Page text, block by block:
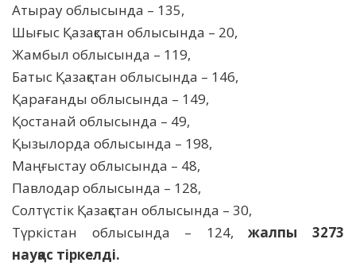
Атырау облысында – 135,
Шығыс Қазақстан облысында – 20,
Жамбыл облысында – 119,
Батыс Қазақстан облысында – 146,
Қарағанды облысында – 149,
Қостанай облысында – 49,
Қызылорда облысында – 198,
Маңғыстау облысында – 48,
Павлодар облысында – 128,
Солтүстік Қазақстан облысында – 30,
Түркістан облысында – 124,жалпы 3273
науқас тіркелді.